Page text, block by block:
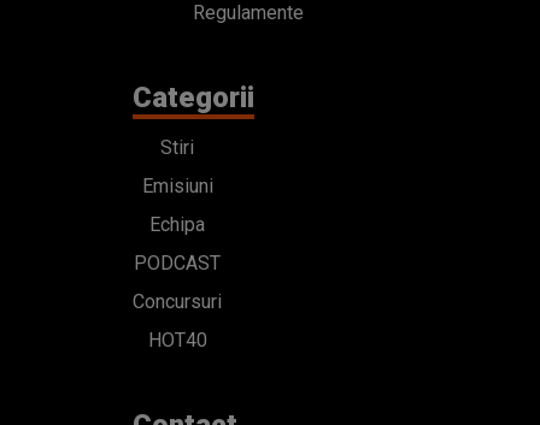
Regulamente
Categorii
Stiri
Emisiuni
Echipa
PODCAST
Concursuri
HOT40